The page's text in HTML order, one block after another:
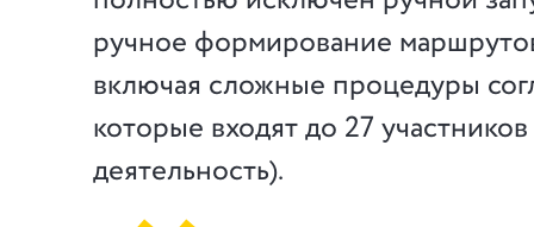
ручное формирование
включая сложные процедуры
которые входят до 27
деятельность).